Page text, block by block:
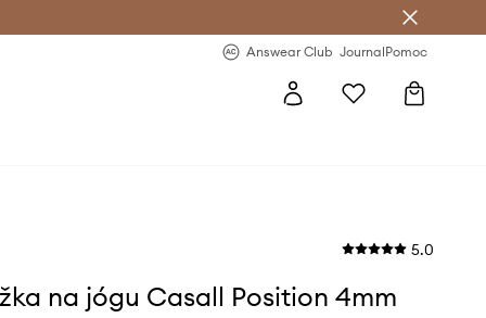
Answear Club JournalPomoc
5.0
na jógu Casall Position 4mm